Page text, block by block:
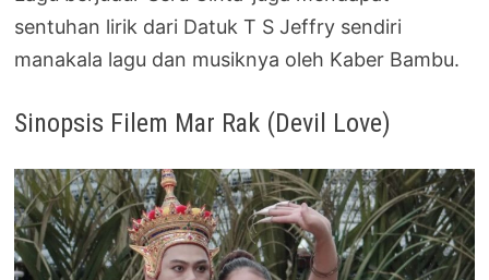
sentuhan lirik dari Datuk T S Jeffry sendiri
manakala lagu dan musiknya oleh Kaber Bambu.
Sinopsis Filem Mar Rak (Devil Love)